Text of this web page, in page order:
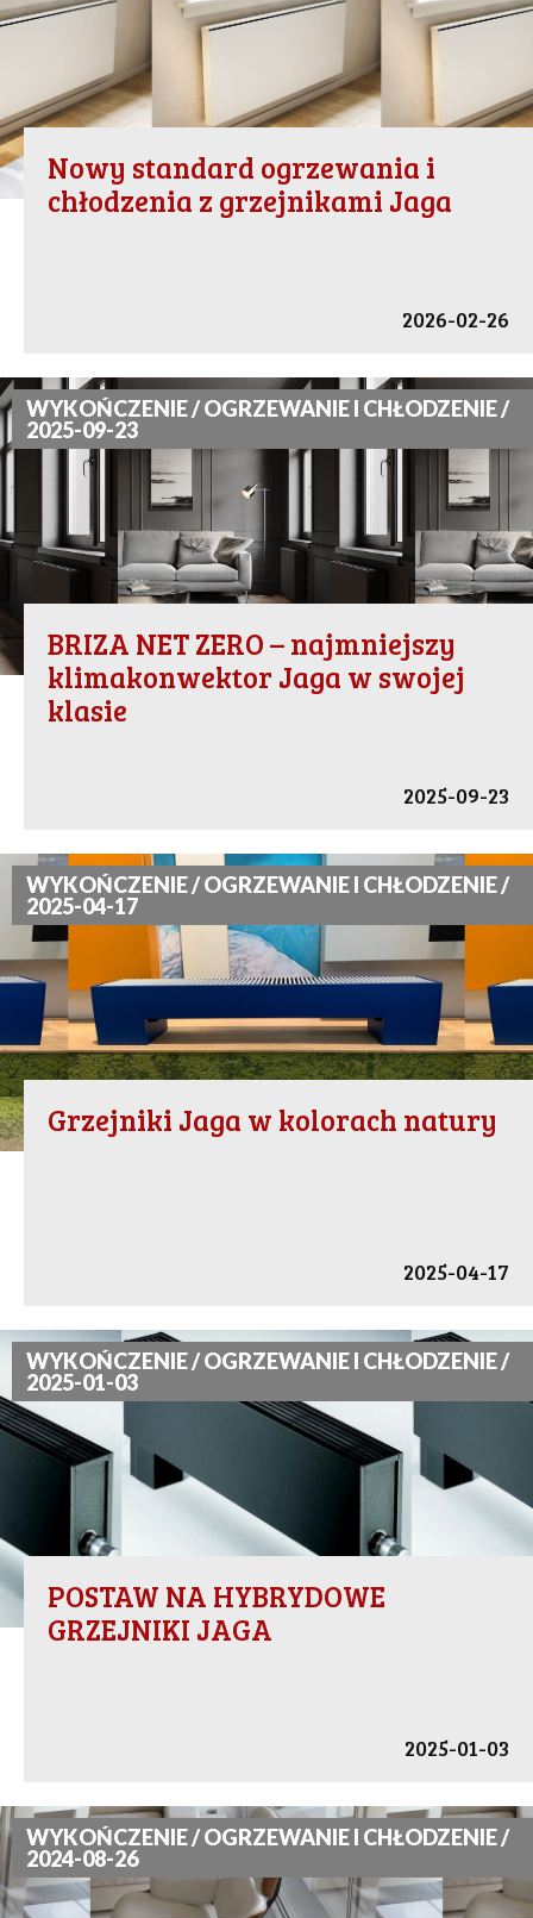
Nowy standard ogrzewania i
chłodzenia z grzejnikami Jaga
2026-02-26
WYKOŃCZENIE / OGRZEWANIE I CHŁODZENIE /
2025-09-23
BRIZA NET ZERO – najmniejszy
klimakonwektor Jaga w swojej
klasie
2025-09-23
WYKOŃCZENIE / OGRZEWANIE I CHŁODZENIE /
2025-04-17
Grzejniki Jaga w kolorach natury
2025-04-17
WYKOŃCZENIE / OGRZEWANIE I CHŁODZENIE /
2025-01-03
POSTAW NA HYBRYDOWE
GRZEJNIKI JAGA
2025-01-03
WYKOŃCZENIE / OGRZEWANIE I CHŁODZENIE /
2024-08-26